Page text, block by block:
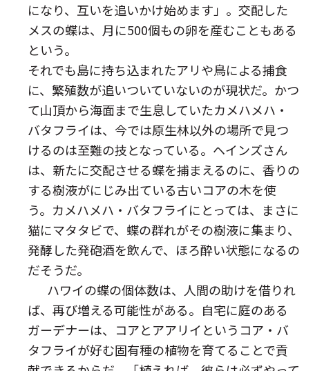
になり、互いを追いかけ始めます」。交配した
メスの蝶は、月に500個もの卵を産むこともある
という。
それでも島に持ち込まれたアリや鳥による捕食
に、繁殖数が追いついていないのが現状だ。かつ
て山頂から海面まで生息していたカメハメハ・
バタフライは、今では原生林以外の場所で見つ
けるのは至難の技となっている。ヘインズさん
は、新たに交配させる蝶を捕まえるのに、香りの
する樹液がにじみ出ている古いコアの木を使
う。カメハメハ・バタフライにとっては、まさに
猫にマタタビで、蝶の群れがその樹液に集まり、
発酵した発砲酒を飲んで、ほろ酔い状態になるの
だそうだ。
ハワイの蝶の個体数は、人間の助けを借りれ
ば、再び増える可能性がある。自宅に庭のある
ガーデナーは、コアとアアリイというコア・バ
タフライが好む固有種の植物を育てることで貢